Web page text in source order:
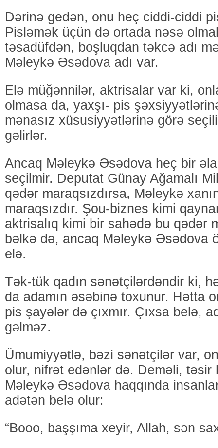
Dərinə gedən, onu heç ciddi-ciddi
Pisləmək üçün də ortada nəsə
təsadüfdən, boşluqdan təkcə adı
Məleykə Əsədova adı var.
Elə müğənnilər, aktrisalar var ki,
olmasa da, yaxşı- pis
mənasız xüsusiyyətlərinə görə
gəlirlər.
Ancaq Məleykə Əsədova heç bir
seçilmir. Deputat Günay Ağamalı
qədər maraqsızdırsa, Məleykə
maraqsızdır. Şou-biznes kimi
aktrisalıq kimi bir sahədə bu qədər
bəlkə də, ancaq Məleykə Əsədova
elə.
Tək-tük qadın sənətçilərdəndir ki,
da adamın əsəbinə toxunur. Hətta
pis şayələr də çıxmır. Çıxsa belə,
gəlməz.
Ümumiyyətlə, bəzi sənətçilər var,
olur, nifrət edənlər də. Deməli, təsir
Məleykə Əsədova haqqında
adətən belə olur:
“Booo, başşıma xeyir, Allah, sən